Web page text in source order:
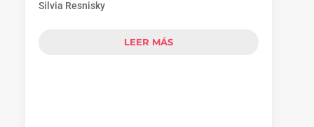
Silvia Resnisky
LEER MÁS